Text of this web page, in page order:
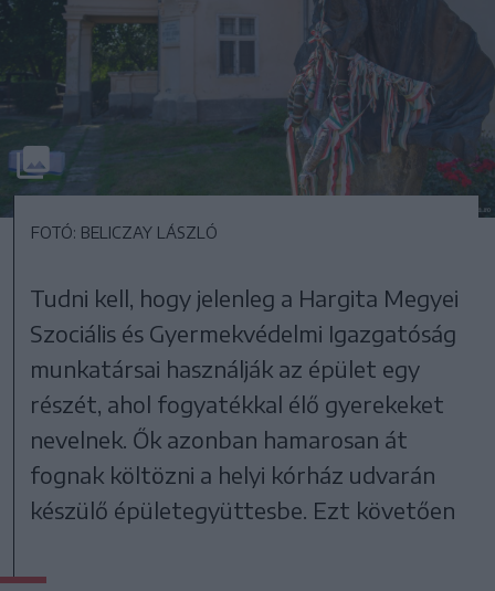
FOTÓ: BELICZAY LÁSZLÓ
Tudni kell, hogy jelenleg a Hargita Megyei
Szociális és Gyermekvédelmi Igazgatóság
munkatársai használják az épület egy
részét, ahol fogyatékkal élő gyerekeket
nevelnek. Ők azonban hamarosan át
fognak költözni a helyi kórház udvarán
készülő épületegyüttesbe. Ezt követően